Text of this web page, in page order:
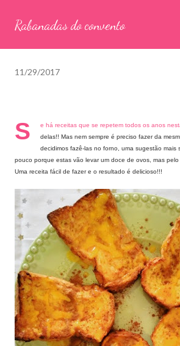
Rabanadas do convento
11/29/2017
S
e há receitas que se repetem todos os anos
delas!! Mas nem sempre é preciso fazer da
decidimos fazê-las no forno, uma sugestão mais
pouco porque estas vão levar um doce de ovos, mas
Uma receita fácil de fazer e o resultado é delicioso!!!